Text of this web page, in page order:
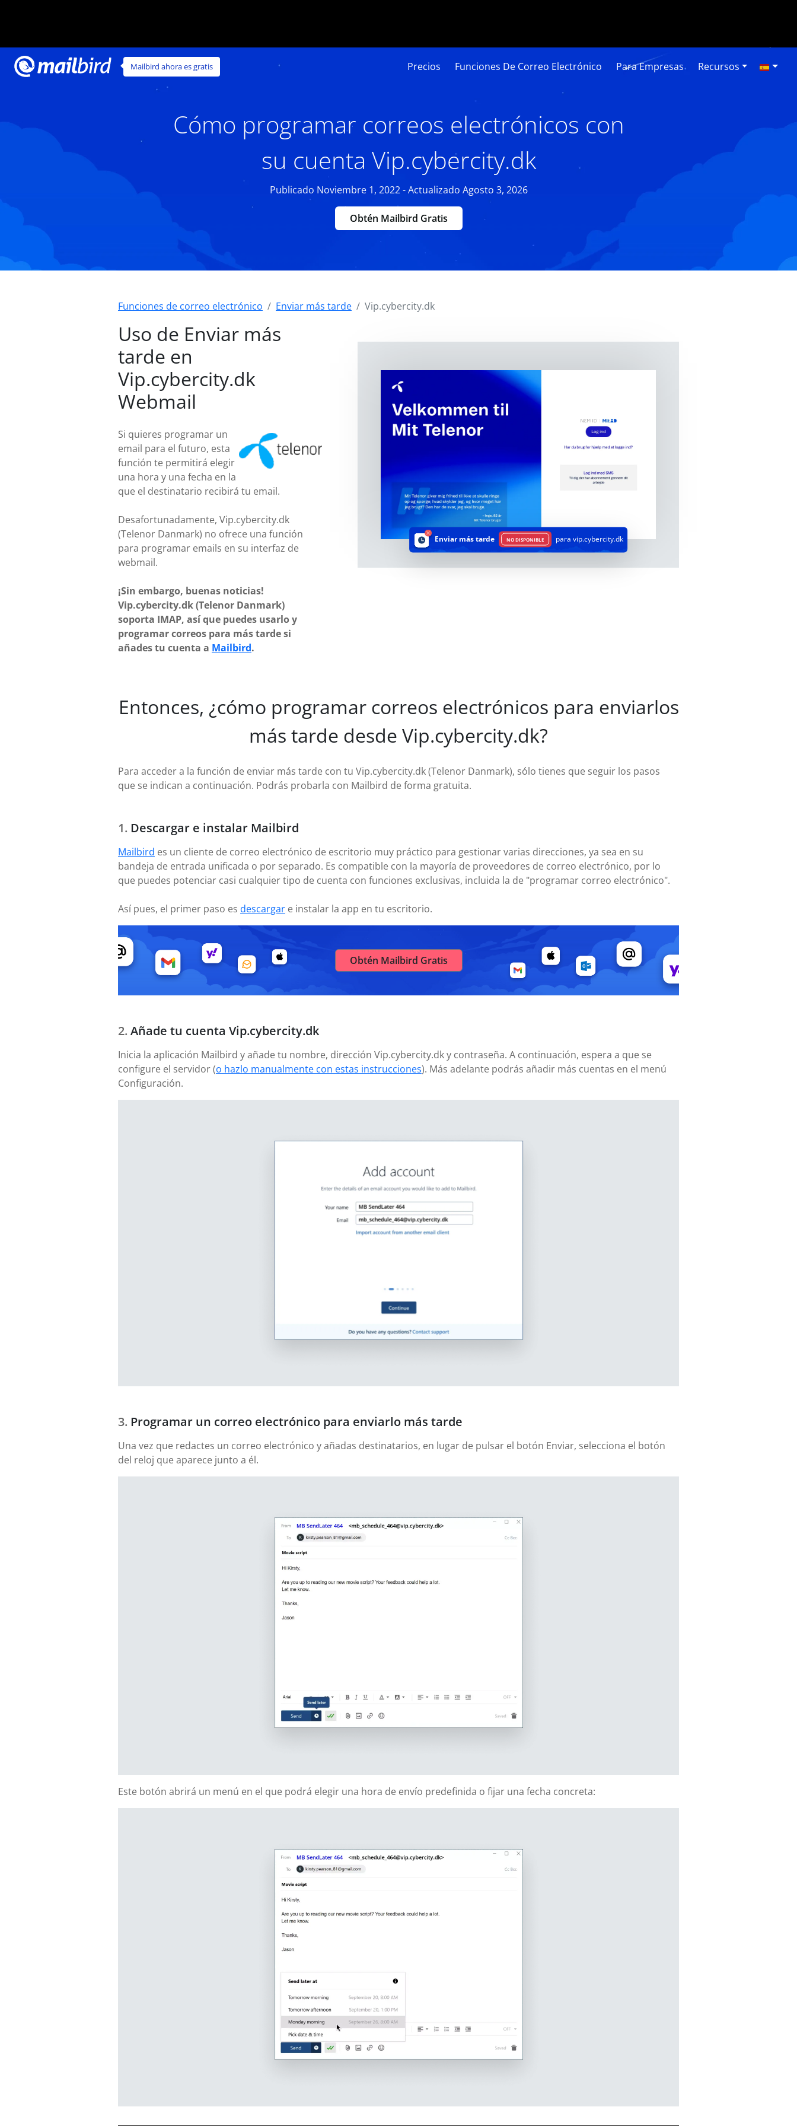
Mailbird ahora es gratis Precios Funciones De Correo Electrónico Para Empresas Recursos
Cómo programar correos electrónicos con
su cuenta Vip.cybercity.dk
Publicado Noviembre 1, 2022 - Actualizado Agosto 3, 2026
Obtén Mailbird Gratis
Funciones de correo electrónico Enviar más tarde Vip.cybercity.dk
Uso de Enviar más
tarde en
Vip.cybercity.dk
Webmail
Si quieres programar un
email para el futuro, esta
función te permitirá elegir
una hora y una fecha en la
que el destinatario recibirá tu email.
Desafortunadamente, Vip.cybercity.dk
(Telenor Danmark) no ofrece una función
para programar emails en su interfaz de
webmail.
¡Sin embargo, buenas noticias!
Vip.cybercity.dk (Telenor Danmark)
soporta IMAP, así que puedes usarlo y
programar correos para más tarde si
añades tu cuenta a Mailbird.
Enviar más tarde NO DISPONIBLE para vip.cybercity.dk
Entonces, ¿cómo programar correos electrónicos para enviarlos
más tarde desde Vip.cybercity.dk?
Para acceder a la función de enviar más tarde con tu Vip.cybercity.dk (Telenor Danmark), sólo tienes que seguir los pasos
que se indican a continuación. Podrás probarla con Mailbird de forma gratuita.
Descargar e instalar Mailbird
Mailbird es un cliente de correo electrónico de escritorio muy práctico para gestionar varias direcciones, ya sea en su
bandeja de entrada unificada o por separado. Es compatible con la mayoría de proveedores de correo electrónico, por lo
que puedes potenciar casi cualquier tipo de cuenta con funciones exclusivas, incluida la de "programar correo electrónico".
Así pues, el primer paso es descargar e instalar la app en tu escritorio.
Obtén Mailbird Gratis
Añade tu cuenta Vip.cybercity.dk
Inicia la aplicación Mailbird y añade tu nombre, dirección Vip.cybercity.dk y contraseña. A continuación, espera a que se
configure el servidor (o hazlo manualmente con estas instrucciones). Más adelante podrás añadir más cuentas en el menú
Configuración.
Programar un correo electrónico para enviarlo más tarde
Una vez que redactes un correo electrónico y añadas destinatarios, en lugar de pulsar el botón Enviar, selecciona el botón
del reloj que aparece junto a él.
Este botón abrirá un menú en el que podrá elegir una hora de envío predefinida o fijar una fecha concreta: